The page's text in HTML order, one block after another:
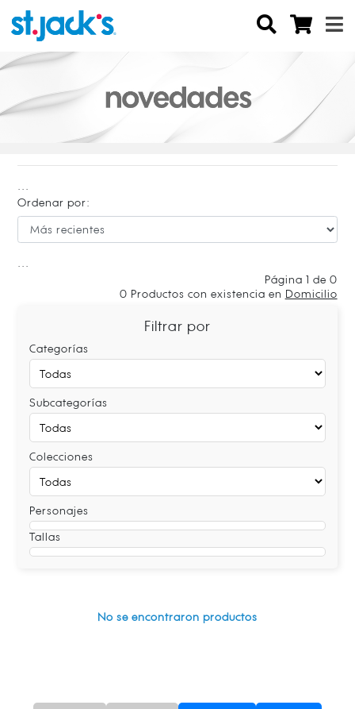
Ordenar por:
Página 1 de 0
0 Productos con existencia en Domicilio
Filtrar por
Categorías
Subcategorías
Colecciones
Personajes
Tallas
No se encontraron productos